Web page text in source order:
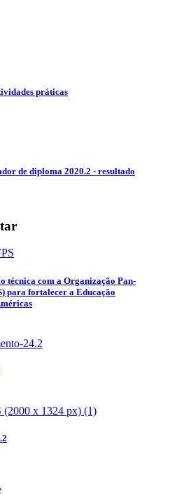
práticas
de diploma 2020.2 - resultado
técnica com a Organização Pan-
para fortalecer a Educação